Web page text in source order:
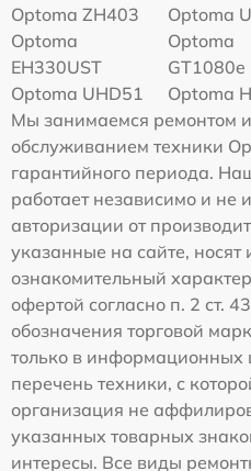
Optoma ZH403
Optoma
Optoma
EH330UST
Optoma
GT1080e
Optoma UHD51
Optoma
Мы занимаемся ремонтом
обслуживанием техники
гарантийного периода.
работает независимо и не
авторизации от
указанные на сайте, носят
ознакомительный
офертой согласно п. 2 ст.
обозначения торговой
только в информационных
перечень техники, с
организация не
указанных товарных
интересы. Все виды